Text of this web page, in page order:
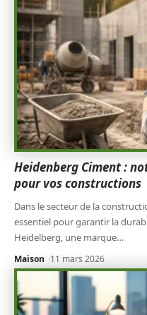
Heidenberg Ciment :
pour vos constructions
Dans le secteur de la
essentiel pour garantir la
Heidelberg, une marque…
Maison 11 mars 2026